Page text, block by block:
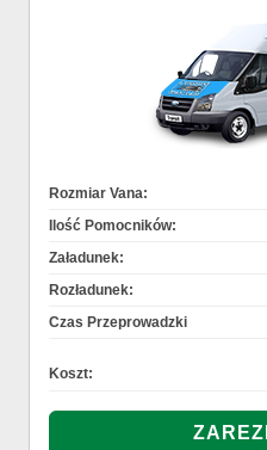
Rozmiar Vana:
Ilość Pomocników:
Załadunek:
Rozładunek:
Czas Przeprowadzki
Koszt: